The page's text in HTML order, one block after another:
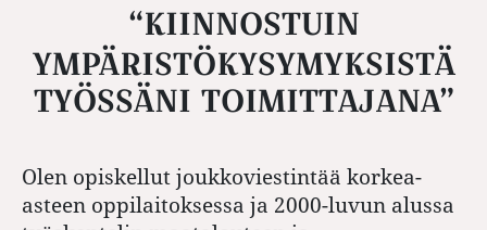
“KIINNOSTUIN
YMPÄRISTÖKYSYMYKSISTÄ
TYÖSSÄNI TOIMITTAJANA”
Olen opiskellut joukkoviestintää korkea-
asteen oppilaitoksessa ja 2000-luvun alussa